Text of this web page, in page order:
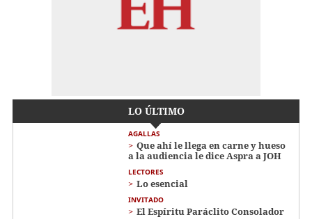
LO ÚLTIMO
AGALLAS
Que ahí le llega en carne y hueso
a la audiencia le dice Aspra a JOH
LECTORES
Lo esencial
INVITADO
El Espíritu Paráclito Consolador